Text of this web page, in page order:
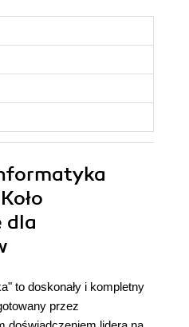
dla
to doskonały i kompletny
przez